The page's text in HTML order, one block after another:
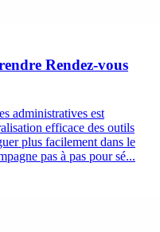
Rendez-vous
administratives est
efficace des outils
plus facilement dans le
pas à pas pour sé...